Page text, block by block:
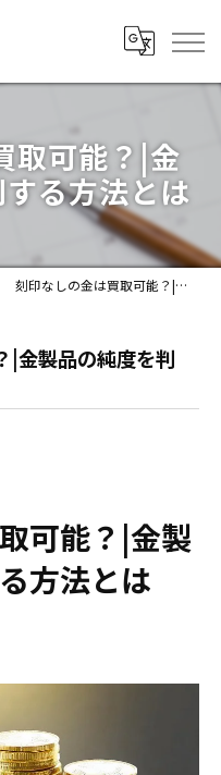
取可能？|金
る方法とは
刻印なしの金は買取可能？|金製品の純度を判別する方法とは
|金製品の純度を判
可能？|金製
方法とは